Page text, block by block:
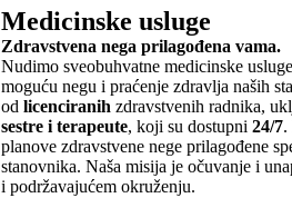
Medicinske usluge
Zdravstvena nega prilagođena vama.
Nudimo sveobuhvatne medicinske
moguću negu i praćenje zdravlja naših
odlicenciranih zdravstvenih radnika,
sestre i terapeute, koji su dostupni24/7.
planove zdravstvene nege prilagođene
stanovnika. Naša misija je očuvanje i
i podržavajućem okruženju.